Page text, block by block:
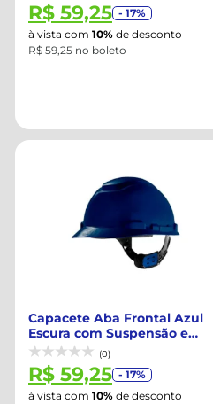
R$ 59,25 - 17%
à vista com 10% de desconto
R$ 59,25 no boleto
Capacete Aba Frontal Azul
Escura com Suspensão e
Jugular H-7...
(0)
R$ 59,25 - 17%
à vista com 10% de desconto